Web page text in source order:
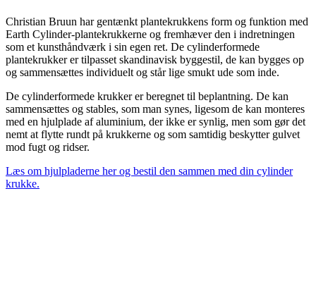
Christian Bruun har gentænkt plantekrukkens form og funktion med
Earth Cylinder-plantekrukkerne og fremhæver den i indretningen
som et kunsthåndværk i sin egen ret. De cylinderformede
plantekrukker er tilpasset skandinavisk byggestil, de kan bygges op
og sammensættes individuelt og står lige smukt ude som inde.
De cylinderformede krukker er beregnet til beplantning. De kan
sammensættes og stables, som man synes, ligesom de kan monteres
med en hjulplade af aluminium, der ikke er synlig, men som gør det
nemt at flytte rundt på krukkerne og som samtidig beskytter gulvet
mod fugt og ridser.
Læs om hjulpladerne her og bestil den sammen med din cylinder
krukke.